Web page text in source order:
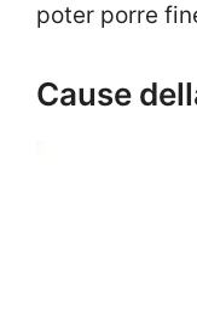
poter porre
Cause